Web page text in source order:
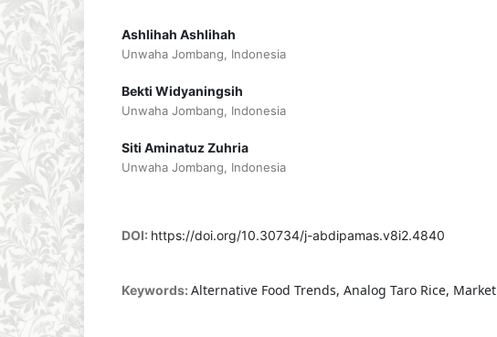
Ashlihah Ashlihah
Unwaha Jombang, Indonesia
Bekti Widyaningsih
Unwaha Jombang, Indonesia
Siti Aminatuz Zuhria
Unwaha Jombang, Indonesia
DOI: https://doi.org/10.30734/j-abdipamas.v8i2.4840
Keywords: Alternative Food Trends, Analog Taro Rice,